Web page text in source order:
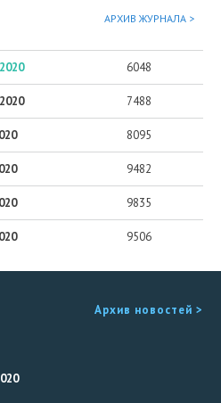
АРХИВ ЖУРНАЛА >
6048
7488
8095
9482
9835
9506
Архив новостей >